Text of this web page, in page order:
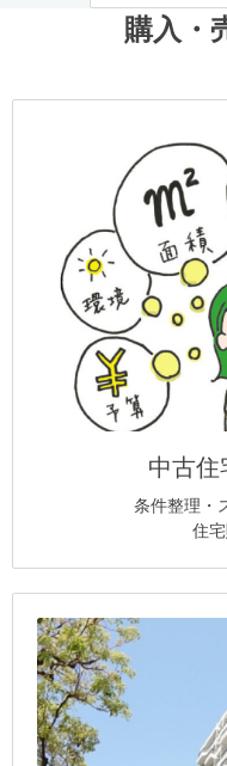
購入・
中古住
条件整理・
住